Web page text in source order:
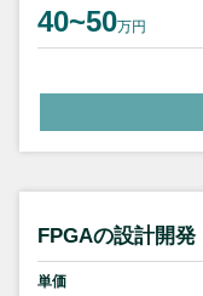
40~50万円
FPGAの設計開
単価